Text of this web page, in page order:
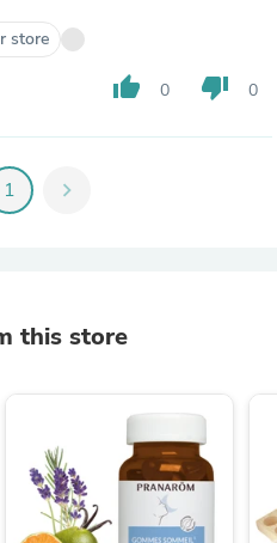
store
thumb_up 0 thumb_down 0
1 chevron_right
this store